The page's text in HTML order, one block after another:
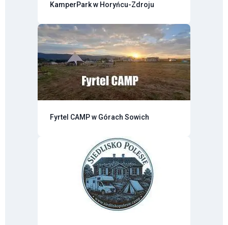
KamperPark w Horyńcu-Zdroju
Fyrtel CAMP w Górach Sowich